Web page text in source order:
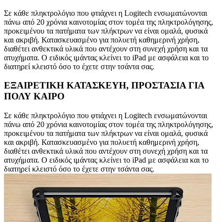
Σε κάθε πληκτρολόγιο που φτιάχνει η Logitech ενσωματώνονται
πάνω από 20 χρόνια καινοτομίας στον τομέα της πληκτρολόγησης,
προκειμένου τα πατήματα των πλήκτρων να είναι ομαλά, φυσικά
και ακριβή. Κατασκευασμένο για πολυετή καθημερινή χρήση,
διαθέτει ανθεκτικά υλικά που αντέχουν στη συνεχή χρήση και τα
ατυχήματα. Ο ειδικός ιμάντας κλείνει το iPad με ασφάλεια και το
διατηρεί κλειστό όσο το έχετε στην τσάντα σας.
ΕΞΑΙΡΕΤΙΚΗ ΚΑΤΑΣΚΕΥΗ, ΠΡΟΣΤΑΣΙΑ ΓΙΑ
ΠΟΛΥ ΚΑΙΡΟ
Σε κάθε πληκτρολόγιο που φτιάχνει η Logitech ενσωματώνονται
πάνω από 20 χρόνια καινοτομίας στον τομέα της πληκτρολόγησης,
προκειμένου τα πατήματα των πλήκτρων να είναι ομαλά, φυσικά
και ακριβή. Κατασκευασμένο για πολυετή καθημερινή χρήση,
διαθέτει ανθεκτικά υλικά που αντέχουν στη συνεχή χρήση και τα
ατυχήματα. Ο ειδικός ιμάντας κλείνει το iPad με ασφάλεια και το
διατηρεί κλειστό όσο το έχετε στην τσάντα σας.